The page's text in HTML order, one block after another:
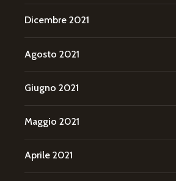
Dicembre 2021
Agosto 2021
Giugno 2021
Maggio 2021
Aprile 2021